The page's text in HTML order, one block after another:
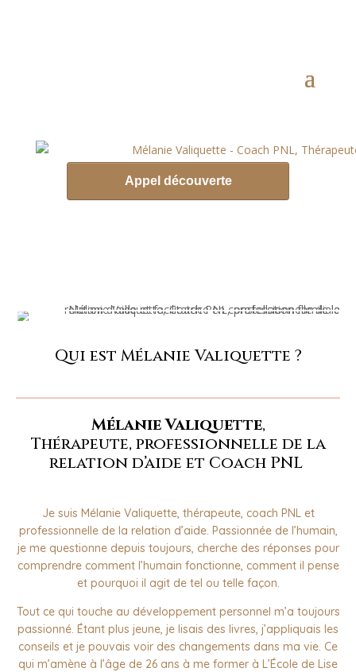
Qui est Mélanie Valiquette ?
Mélanie Valiquette,
Thérapeute, professionnelle de la
relation d’aide et Coach PNL
Je suis Mélanie Valiquette, thérapeute, coach PNL et
professionnelle de la relation d’aide. Passionnée de l’humain,
je me questionne depuis toujours, cherche des réponses pour
comprendre comment l’humain fonctionne, comment il pense
et pourquoi il agit de tel ou telle façon.
Tout ce qui touche au développement personnel m’a toujours
passionné. Étant plus jeune, je lisais des livres, j’appliquais les
conseils et je pouvais voir des changements dans ma vie. Ce
qui m’amène à l’âge de 26 ans à me former à L’École de Lise